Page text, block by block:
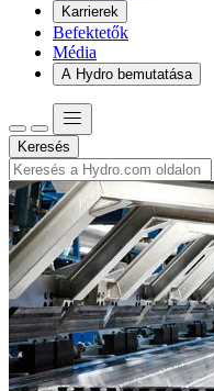
Karrierek
Befektetők
Média
A Hydro bemutatása
Keresés